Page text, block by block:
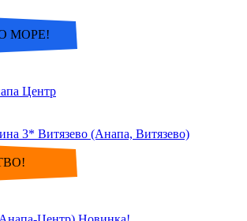
МОРЕ!
Центр
3* Витязево (Анапа, Витязево)